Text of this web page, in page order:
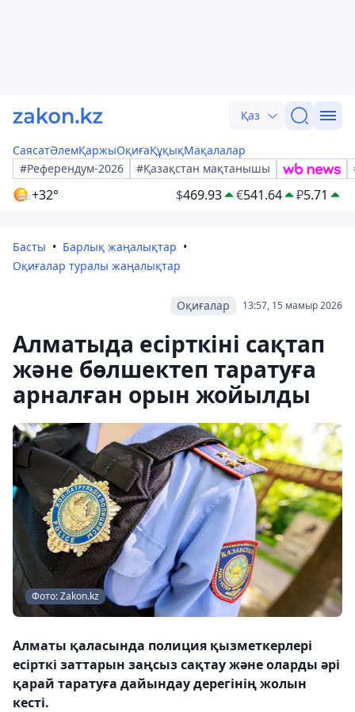
Қаз
СаясатӘлемҚаржыОқиғаҚұқықМақалалар
#Референдум-2026
#Қазақстан мақтанышы
+32° $469.93 €541.64 ₽5.71
Басты
Барлық жаңалықтар
Оқиғалар туралы жаңалықтар
13:57, 15 мамыр 2026
Оқиғалар
Алматыда есірткіні сақтап
және бөлшектеп таратуға
арналған орын жойылды
Фото: Zakon.kz
Алматы қаласында полиция қызметкерлері
есірткі заттарын заңсыз сақтау және оларды әрі
қарай таратуға дайындау дерегінің жолын
кесті.